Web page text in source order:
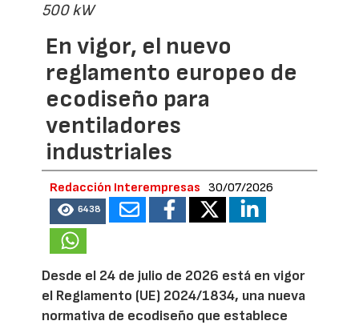
500 kW
En vigor, el nuevo
reglamento europeo de
ecodiseño para
ventiladores
industriales
Redacción Interempresas 30/07/2026
6438
Desde el 24 de julio de 2026 está en vigor
el Reglamento (UE) 2024/1834, una nueva
normativa de ecodiseño que establece